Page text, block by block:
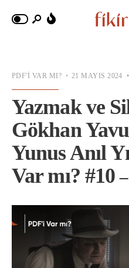
PDF'I VAR MI? • 21 MAYIS 2024 •
Yazmak ve
Gökhan
Yunus Anıl
Var mı? #10